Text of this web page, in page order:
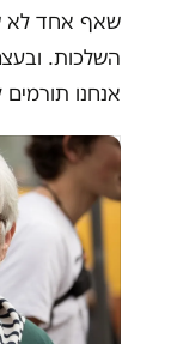
שאף אחד לא
השלכות.
אנחנו